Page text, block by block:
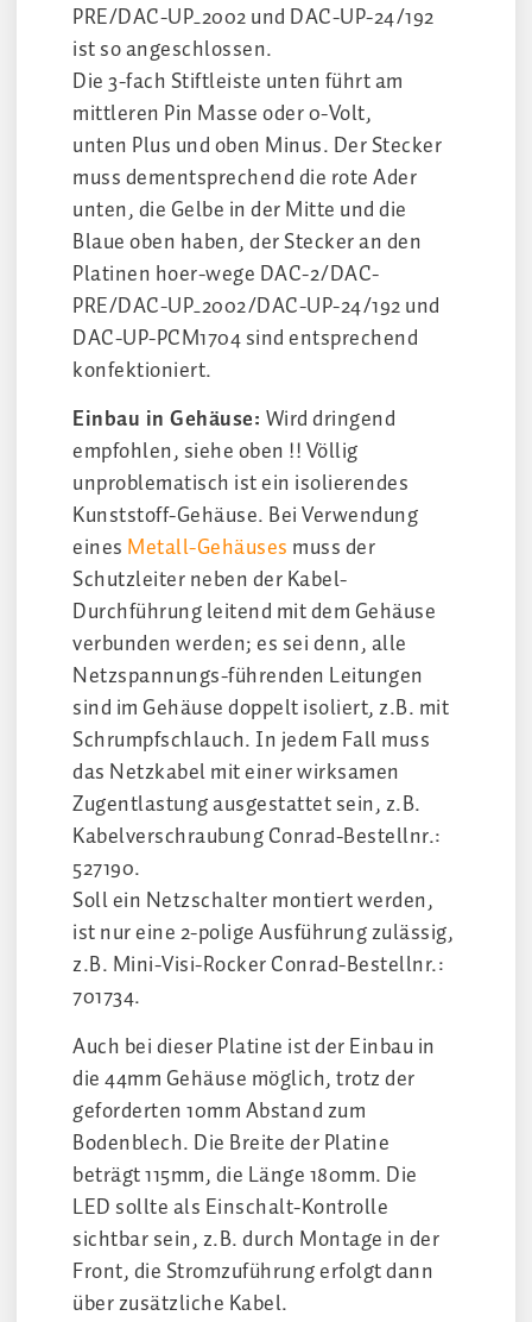
PRE/DAC-UP_2002 und DAC-UP-24/192
ist so angeschlossen.
Die 3-fach Stiftleiste unten führt am
mittleren Pin Masse oder 0-Volt,
unten Plus und oben Minus. Der Stecker
muss dementsprechend die rote Ader
unten, die Gelbe in der Mitte und die
Blaue oben haben, der Stecker an den
Platinen hoer-wege DAC-2/DAC-
PRE/DAC-UP_2002/DAC-UP-24/192 und
DAC-UP-PCM1704 sind entsprechend
konfektioniert.
Einbau in Gehäuse: Wird dringend
empfohlen, siehe oben !! Völlig
unproblematisch ist ein isolierendes
Kunststoff-Gehäuse. Bei Verwendung
eines Metall-Gehäuses muss der
Schutzleiter neben der Kabel-
Durchführung leitend mit dem Gehäuse
verbunden werden; es sei denn, alle
Netzspannungs-führenden Leitungen
sind im Gehäuse doppelt isoliert, z.B. mit
Schrumpfschlauch. In jedem Fall muss
das Netzkabel mit einer wirksamen
Zugentlastung ausgestattet sein, z.B.
Kabelverschraubung Conrad-Bestellnr.:
527190.
Soll ein Netzschalter montiert werden,
ist nur eine 2-polige Ausführung zulässig,
z.B. Mini-Visi-Rocker Conrad-Bestellnr.:
701734.
Auch bei dieser Platine ist der Einbau in
die 44mm Gehäuse möglich, trotz der
geforderten 10mm Abstand zum
Bodenblech. Die Breite der Platine
beträgt 115mm, die Länge 180mm. Die
LED sollte als Einschalt-Kontrolle
sichtbar sein, z.B. durch Montage in der
Front, die Stromzuführung erfolgt dann
über zusätzliche Kabel.